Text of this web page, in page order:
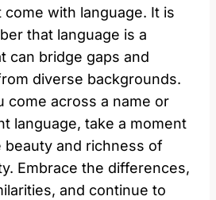
‌with language. It is
that language​ is a
‍can bridge ‍gaps​ and
diverse backgrounds.
come across a name or
language, take a moment⁢
beauty and richness of
⁢Embrace ⁢the⁣ differences,
⁣and continue to